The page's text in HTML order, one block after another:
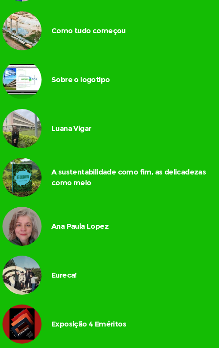
Como tudo começou
Sobre o logotipo
Luana Vigar
A sustentabilidade como fim, as delicadezas
como meio
Ana Paula Lopez
Eureca!
Exposição 4 Eméritos